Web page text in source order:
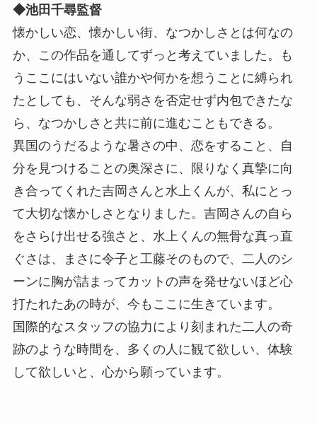
◆池田千尋監督
懐かしい恋、懐かしい街、なつかしさとは何なの
か、この作品を通してずっと考えていました。も
うここにはいない誰かや何かを想うことに縛られ
たとしても、そんな弱さを否定せず内包できたな
ら、なつかしさと共に前に進むこともできる。
異国のうだるような暑さの中、恋をすること、自
分を見つけることの奥深さに、限りなく真摯に向
き合ってくれた吉岡さんと水上くんが、私にとっ
て大切な懐かしさとなりました。吉岡さんの自ら
をさらけ出せる強さと、水上くんの無骨な真っ直
ぐさは、まさに令子と工藤そのもので、二人のシ
ーンに胸が詰まってカットの声を発せないほど心
打たれたあの時が、今もここに生きています。
国際的なスタッフの協力により刻まれた二人の奇
跡のような時間を、多くの人に観て欲しい、体験
して欲しいと、心から願っています。